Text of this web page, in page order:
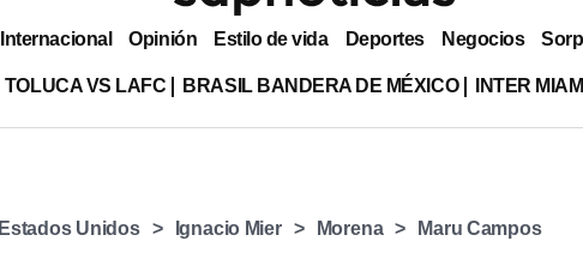
Internacional Opinión Estilo de vida Deportes Negocios
TOLUCA VS LAFC BRASIL BANDERA DE MÉXICO INTER
Estados Unidos Ignacio Mier Morena Maru Campos